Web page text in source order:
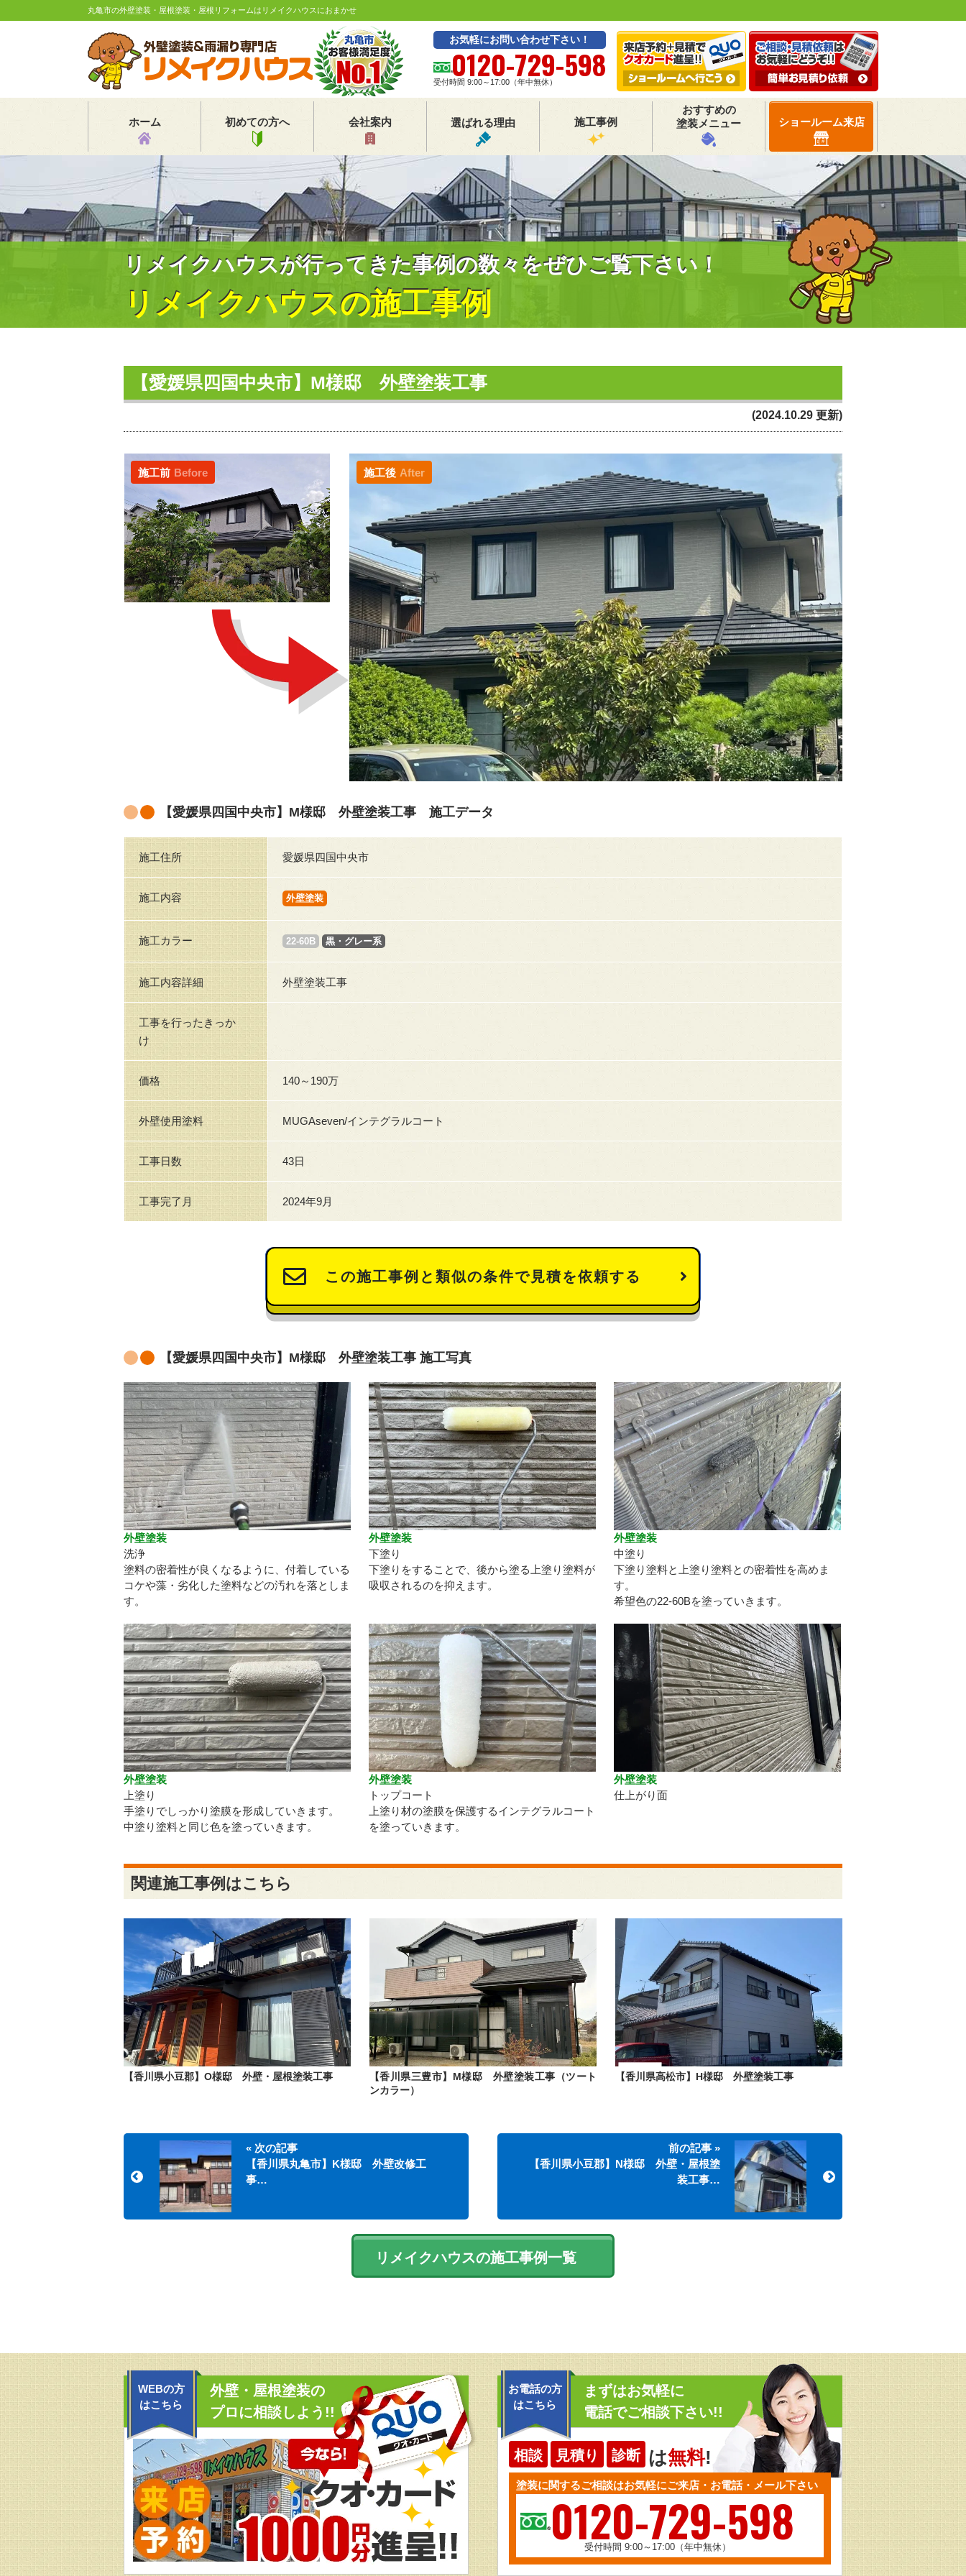
丸亀市の外壁塗装・屋根塗装・屋根リフォームはリメイクハウスにおまかせ
お気軽にお問い合わせ下さい！
0120-729-598
受付時間 9:00～17:00（年中無休）
ホーム 初めての方へ 会社案内 選ばれる理由 施工事例
おすすめの
塗装メニュー
ショールーム来店
リメイクハウスが行ってきた事例の数々をぜひご覧下さい！
リメイクハウスの施工事例
【愛媛県四国中央市】M様邸 外壁塗装工事
(2024.10.29 更新)
施工後 After
施工前 Before
【愛媛県四国中央市】M様邸 外壁塗装工事 施工データ
施工住所 愛媛県四国中央市
施工内容 外壁塗装
施工カラー 22-60B 黒・グレー系
施工内容詳細 外壁塗装工事
工事を行ったきっか
け
価格 140～190万
外壁使用塗料 MUGAseven/インテグラルコート
工事日数 43日
工事完了月 2024年9月
この施工事例と類似の条件で見積を依頼する
【愛媛県四国中央市】M様邸 外壁塗装工事 施工写真
外壁塗装
洗浄
塗料の密着性が良くなるように、付着している
コケや藻・劣化した塗料などの汚れを落としま
す。
外壁塗装
下塗り
下塗りをすることで、後から塗る上塗り塗料が
吸収されるのを抑えます。
外壁塗装
中塗り
下塗り塗料と上塗り塗料との密着性を高めま
す。
希望色の22-60Bを塗っていきます。
外壁塗装
上塗り
手塗りでしっかり塗膜を形成していきます。
中塗り塗料と同じ色を塗っていきます。
外壁塗装
トップコート
上塗り材の塗膜を保護するインテグラルコート
を塗っていきます。
外壁塗装
仕上がり面
関連施工事例はこちら
【香川県小豆郡】O様邸 外壁・屋根塗装工事
【香川県三豊市】M様邸 外壁塗装工事（ツート
ンカラー）
【香川県高松市】H様邸 外壁塗装工事
« 次の記事
【香川県丸亀市】K様邸 外壁改修工
事…
前の記事 »
【香川県小豆郡】N様邸 外壁・屋根塗
装工事…
リメイクハウスの施工事例一覧
お電話の方
はこちら
まずはお気軽に
電話でご相談下さい!!
相談 見積り 診断 は無料!
塗装に関するご相談はお気軽にご来店・お電話・メール下さい
0120-729-598
受付時間 9:00～17:00（年中無休）
WEBの方
はこちら
外壁・屋根塗装の
プロに相談しよう!!